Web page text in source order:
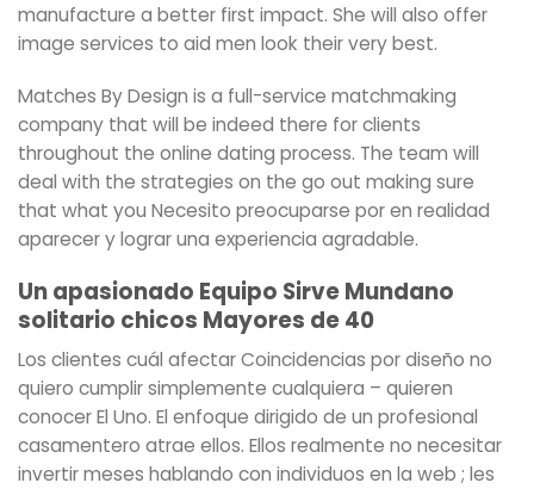
manufacture a better first impact. She will also offer
image services to aid men look their very best.
Matches By Design is a full-service matchmaking
company that will be indeed there for clients
throughout the online dating process. The team will
deal with the strategies on the go out making sure
that what you Necesito preocuparse por en realidad
aparecer y lograr una experiencia agradable.
Un apasionado Equipo Sirve Mundano
solitario chicos Mayores de 40
Los clientes cuál afectar Coincidencias por diseño no
quiero cumplir simplemente cualquiera – quieren
conocer El Uno. El enfoque dirigido de un profesional
casamentero atrae ellos. Ellos realmente no necesitar
invertir meses hablando con individuos en la web ; les